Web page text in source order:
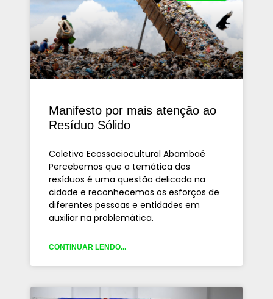
Manifesto por mais atenção ao
Resíduo Sólido
Coletivo Ecossociocultural Abambaé
Percebemos que a temática dos
resíduos é uma questão delicada na
cidade e reconhecemos os esforços de
diferentes pessoas e entidades em
auxiliar na problemática.
CONTINUAR LENDO...